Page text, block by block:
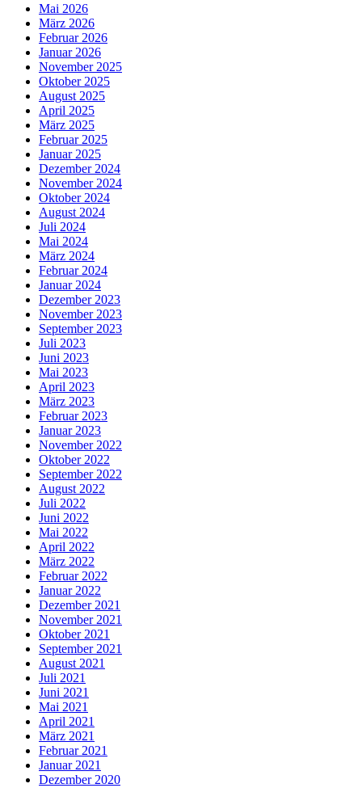
Mai 2026
März 2026
Februar 2026
Januar 2026
November 2025
Oktober 2025
August 2025
April 2025
März 2025
Februar 2025
Januar 2025
Dezember 2024
November 2024
Oktober 2024
August 2024
Juli 2024
Mai 2024
März 2024
Februar 2024
Januar 2024
Dezember 2023
November 2023
September 2023
Juli 2023
Juni 2023
Mai 2023
April 2023
März 2023
Februar 2023
Januar 2023
November 2022
Oktober 2022
September 2022
August 2022
Juli 2022
Juni 2022
Mai 2022
April 2022
März 2022
Februar 2022
Januar 2022
Dezember 2021
November 2021
Oktober 2021
September 2021
August 2021
Juli 2021
Juni 2021
Mai 2021
April 2021
März 2021
Februar 2021
Januar 2021
Dezember 2020